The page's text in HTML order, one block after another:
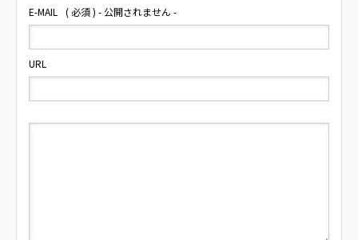
E-MAIL ( 必須 ) - 公開されません -
URL